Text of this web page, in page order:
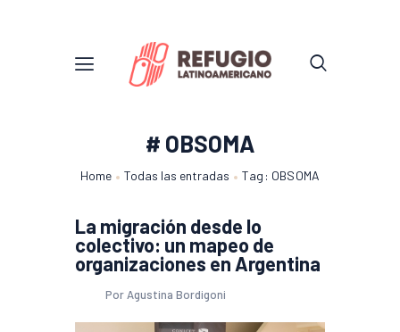
# OBSOMA
Home Todas las entradas Tag: OBSOMA
La migración desde lo
colectivo: un mapeo de
organizaciones en Argentina
Por Agustina Bordigoni